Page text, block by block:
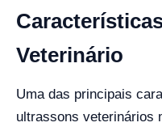
Veterinário
Uma das principais
ultrassons veterinários